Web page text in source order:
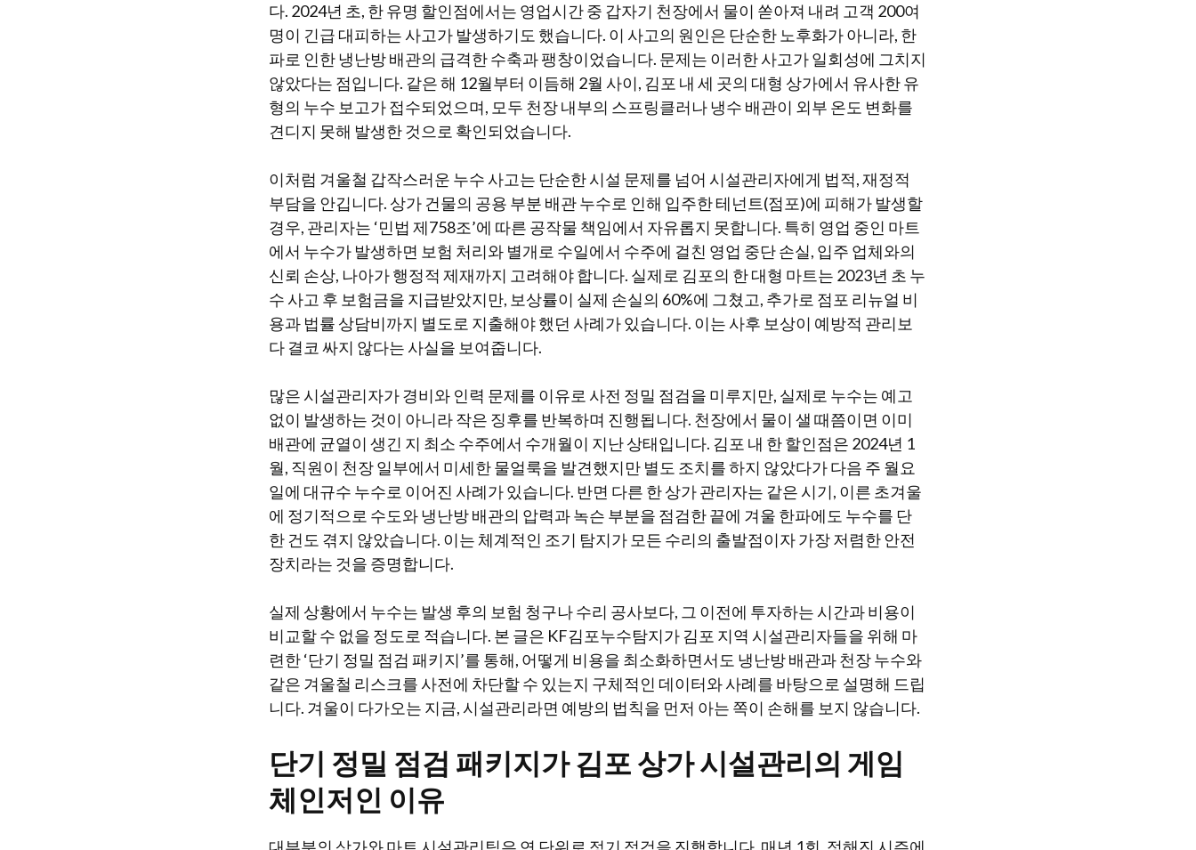
다. 2024년 초, 한 유명 할인점에서는 영업시간 중 갑자기 천장에서 물이 쏟아져 내려 고객 200여
명이 긴급 대피하는 사고가 발생하기도 했습니다. 이 사고의 원인은 단순한 노후화가 아니라, 한
파로 인한 냉난방 배관의 급격한 수축과 팽창이었습니다. 문제는 이러한 사고가 일회성에 그치지
않았다는 점입니다. 같은 해 12월부터 이듬해 2월 사이, 김포 내 세 곳의 대형 상가에서 유사한 유
형의 누수 보고가 접수되었으며, 모두 천장 내부의 스프링클러나 냉수 배관이 외부 온도 변화를
견디지 못해 발생한 것으로 확인되었습니다.
이처럼 겨울철 갑작스러운 누수 사고는 단순한 시설 문제를 넘어 시설관리자에게 법적, 재정적
부담을 안깁니다. 상가 건물의 공용 부분 배관 누수로 인해 입주한 테넌트(점포)에 피해가 발생할
경우, 관리자는 ‘민법 제758조’에 따른 공작물 책임에서 자유롭지 못합니다. 특히 영업 중인 마트
에서 누수가 발생하면 보험 처리와 별개로 수일에서 수주에 걸친 영업 중단 손실, 입주 업체와의
신뢰 손상, 나아가 행정적 제재까지 고려해야 합니다. 실제로 김포의 한 대형 마트는 2023년 초 누
수 사고 후 보험금을 지급받았지만, 보상률이 실제 손실의 60%에 그쳤고, 추가로 점포 리뉴얼 비
용과 법률 상담비까지 별도로 지출해야 했던 사례가 있습니다. 이는 사후 보상이 예방적 관리보
다 결코 싸지 않다는 사실을 보여줍니다.
많은 시설관리자가 경비와 인력 문제를 이유로 사전 정밀 점검을 미루지만, 실제로 누수는 예고
없이 발생하는 것이 아니라 작은 징후를 반복하며 진행됩니다. 천장에서 물이 샐 때쯤이면 이미
배관에 균열이 생긴 지 최소 수주에서 수개월이 지난 상태입니다. 김포 내 한 할인점은 2024년 1
월, 직원이 천장 일부에서 미세한 물얼룩을 발견했지만 별도 조치를 하지 않았다가 다음 주 월요
일에 대규수 누수로 이어진 사례가 있습니다. 반면 다른 한 상가 관리자는 같은 시기, 이른 초겨울
에 정기적으로 수도와 냉난방 배관의 압력과 녹슨 부분을 점검한 끝에 겨울 한파에도 누수를 단
한 건도 겪지 않았습니다. 이는 체계적인 조기 탐지가 모든 수리의 출발점이자 가장 저렴한 안전
장치라는 것을 증명합니다.
실제 상황에서 누수는 발생 후의 보험 청구나 수리 공사보다, 그 이전에 투자하는 시간과 비용이
비교할 수 없을 정도로 적습니다. 본 글은 KF김포누수탐지가 김포 지역 시설관리자들을 위해 마
련한 ‘단기 정밀 점검 패키지’를 통해, 어떻게 비용을 최소화하면서도 냉난방 배관과 천장 누수와
같은 겨울철 리스크를 사전에 차단할 수 있는지 구체적인 데이터와 사례를 바탕으로 설명해 드립
니다. 겨울이 다가오는 지금, 시설관리라면 예방의 법칙을 먼저 아는 쪽이 손해를 보지 않습니다.
단기 정밀 점검 패키지가 김포 상가 시설관리의 게임
체인저인 이유